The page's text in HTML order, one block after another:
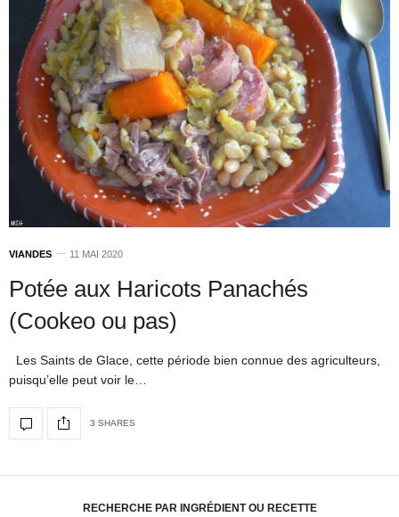
VIANDES 11 MAI 2020
Potée aux Haricots Panachés
(Cookeo ou pas)
Les Saints de Glace, cette période bien connue des agriculteurs,
puisqu’elle peut voir le…
3 SHARES
RECHERCHE PAR INGRÉDIENT OU RECETTE